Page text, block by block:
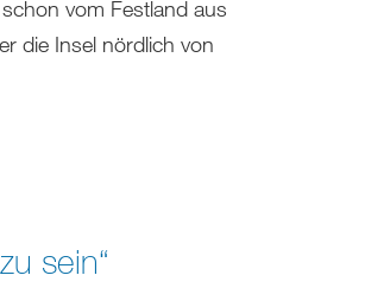
vom Festland aus
die Insel nördlich von
sein“